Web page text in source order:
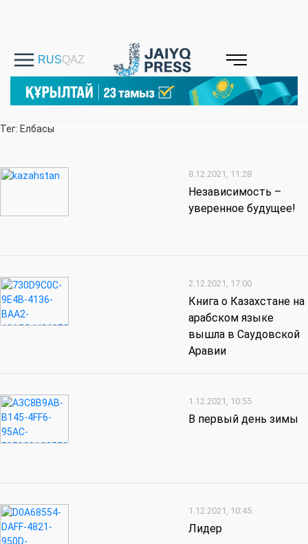
Тег: Елбасы
8.12.2021, 11:28
Независимость –
уверенное будущее!
2.12.2021, 17:00
Книга о Казахстане на
арабском языке
вышла в Саудовской
Аравии
1.12.2021, 10:55
В первый день зимы
1.12.2021, 10:45
Лидер